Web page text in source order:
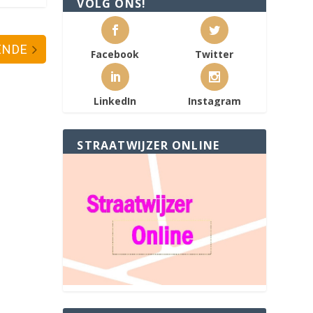
VOLG ONS!
Facebook Twitter
LinkedIn Instagram
STRAATWIJZER ONLINE